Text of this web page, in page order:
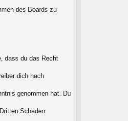
des Boards zu
dass du das Recht
dich nach
genommen hat. Du
Schaden